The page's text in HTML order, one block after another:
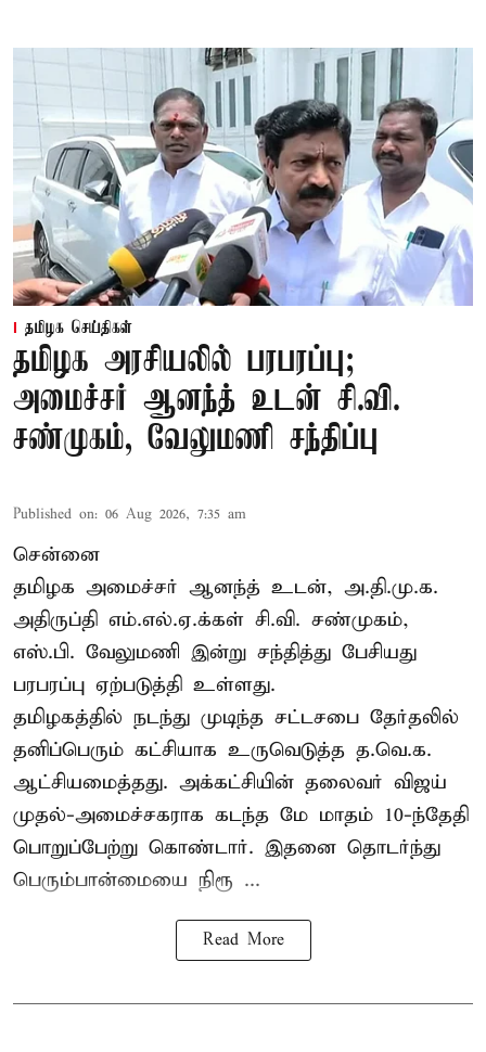
தமிழக செய்திகள்
தமிழக அரசியலில் பரபரப்பு;
அமைச்சர் ஆனந்த் உடன் சி.வி.
சண்முகம், வேலுமணி சந்திப்பு
Published on: 06 Aug 2026, 7:35 am
சென்னை
தமிழக அமைச்சர் ஆனந்த் உடன், அ.தி.மு.க.
அதிருப்தி எம்.எல்.ஏ.க்கள் சி.வி. சண்முகம்,
எஸ்.பி. வேலுமணி இன்று சந்தித்து பேசியது
பரபரப்பு ஏற்படுத்தி உள்ளது.
தமிழகத்தில் நடந்து முடிந்த சட்டசபை தேர்தலில்
தனிப்பெரும் கட்சியாக உருவெடுத்த த.வெ.க.
ஆட்சியமைத்தது. அக்கட்சியின் தலைவர் விஜய்
முதல்-அமைச்சகராக கடந்த மே மாதம் 10-ந்தேதி
பொறுப்பேற்று கொண்டார். இதனை தொடர்ந்து
பெரும்பான்மையை நிரூ ...
Read More